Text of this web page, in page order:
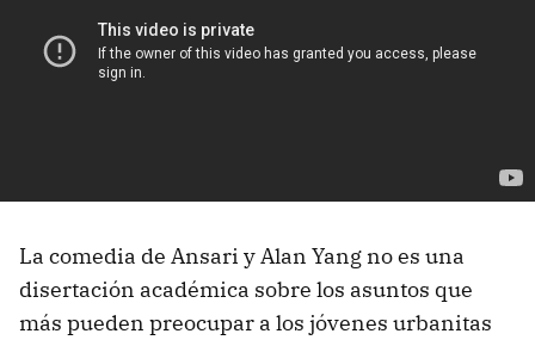
La comedia de Ansari y Alan Yang no es una
disertación académica sobre los asuntos que
más pueden preocupar a los jóvenes urbanitas